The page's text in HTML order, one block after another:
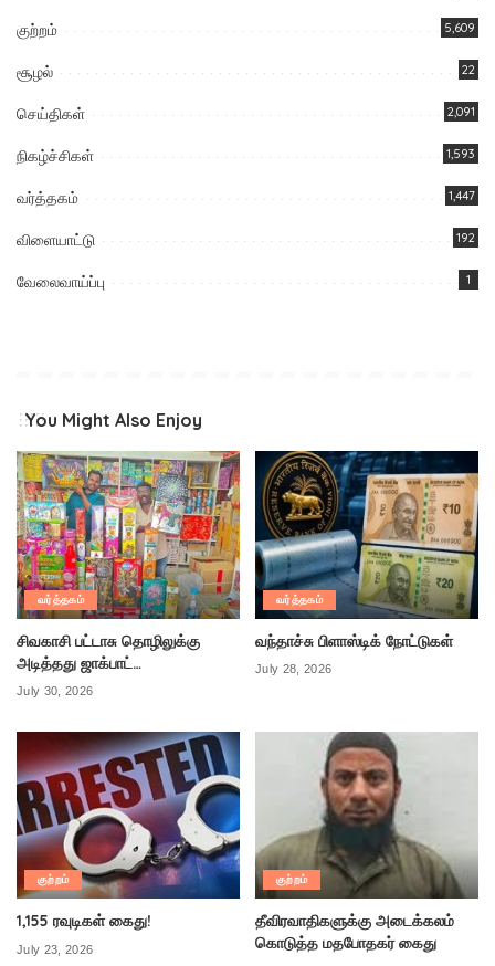
குற்றம் 5,609
சூழல் 22
செய்திகள் 2,091
நிகழ்ச்சிகள் 1,593
வர்த்தகம் 1,447
விளையாட்டு 192
வேலைவாய்ப்பு 1
You Might Also Enjoy
வர்த்தகம்
சிவகாசி பட்டாசு தொழிலுக்கு
அடித்தது ஜாக்பாட்…
July 30, 2026
வர்த்தகம்
வந்தாச்சு பிளாஸ்டிக் நோட்டுகள்
July 28, 2026
குற்றம்
1,155 ரவுடிகள் கைது!
July 23, 2026
குற்றம்
தீவிரவாதிகளுக்கு அடைக்கலம்
கொடுத்த மதபோதகர் கைது